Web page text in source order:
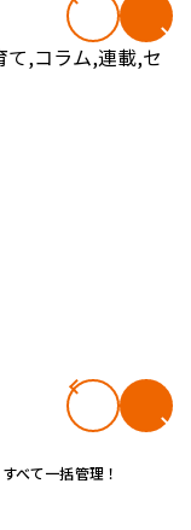
べて一括管理！